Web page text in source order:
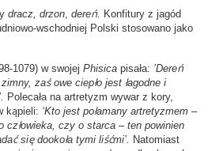
dracz, drzon, dereń. Konfitury z jagód
wschodniej Polski stosowano jako
1079) w swojej Phisica pisała: ’Dereń
zaś owe ciepło jest łagodne i
Polecała na artretyzm wywar z kory,
kąpieli: ‘Kto jest połamany artretyzmem –
człowieka, czy o starca – ten powinien
się dookoła tymi liśćmi’. Natomiast